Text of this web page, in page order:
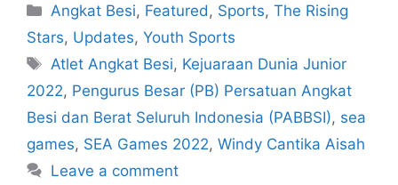
Angkat Besi, Featured , Sports,The Rising
Stars, Updates, Youth Sports
Atlet Angkat Besi, Kejuaraan Dunia Junior
2022, Pengurus Besar (PB) Persatuan Angkat
Besi dan Berat Seluruh Indonesia (PABBSI), sea
games, SEA Games 2022, Windy Cantika Aisah
Leave a comment